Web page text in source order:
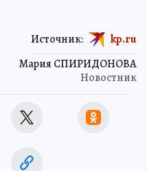
Мария СПИРИДОНОВА
Новостник
Источник: kp.ru